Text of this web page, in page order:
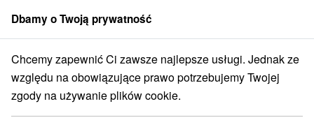
członek grupySorger
Priváty Stredné Slovensko Žilinský kraj Žiar
Priváty Žiar
Dbamy o Twoją prywatność
Chcemy zapewnić Ci zawsze najlepsze usługi. Jednak ze
względu na obowiązujące prawo potrzebujemy Twojej
zgody na używanie plików cookie.